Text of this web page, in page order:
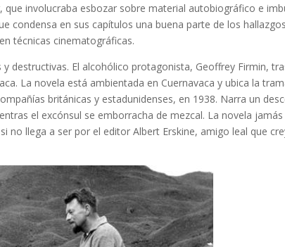
involucraba esbozar sobre material autobiográfico e
condensa en sus capítulos una buena parte de los
técnicas cinematográficas.
destructivas. El alcohólico protagonista, Geoffrey Firmin,
La novela está ambientada en Cuernavaca y ubica la
británicas y estadunidenses, en 1938. Narra un
el excónsul se emborracha de mezcal. La novela jamás
no llega a ser por el editor Albert Erskine, amigo leal que